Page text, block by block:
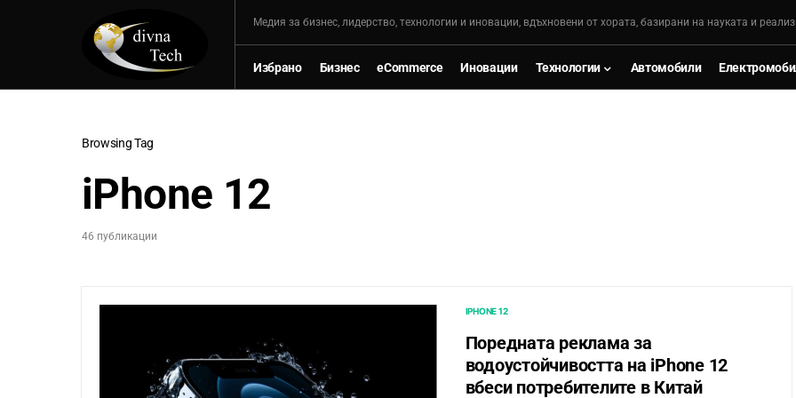
Mедия за бизнес, лидерство, технологии и иновации, вдъхновени от хората, базирани на науката и
Избрано Бизнес eCommerce Иновации Технологии Автомобили
Browsing Tag
iPhone 12
46 публикации
IPHONE 12
Поредната реклама за
водоустойчивостта на iPhone 12
вбеси потребителите в Китай